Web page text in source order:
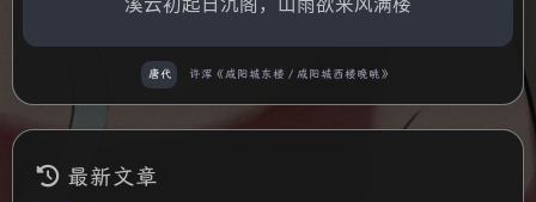
唐代 许浑《咸阳城东楼 / 咸阳城西楼晚眺》
最新文章